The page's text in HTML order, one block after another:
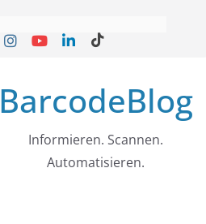
BarcodeBlog
Informieren. Scannen.
Automatisieren.